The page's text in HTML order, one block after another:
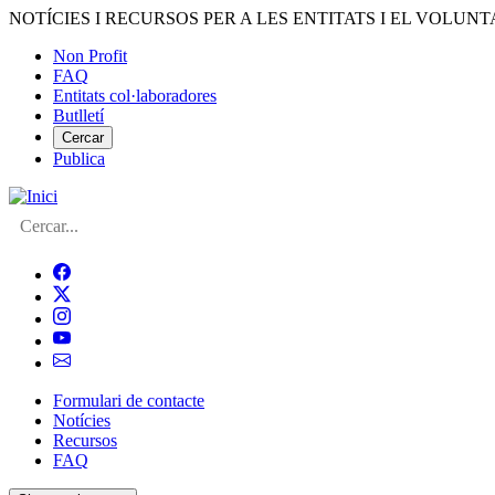
Vés
contingut
NOTÍCIES I RECURSOS PER A LES ENTITATS I EL
Menú
del
compte
d'usuari
Non Profit
FAQ
Entitats col·laboradores
Butlletí
Cercar
Publica
Cerca
Navegació
principal
de
Formulari de contacte
Notícies
Recursos
FAQ